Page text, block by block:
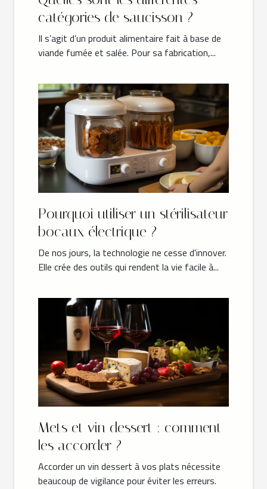
catégories de saucisson ?
Il s’agit d’un produit alimentaire fait à base de
viande fumée et salée. Pour sa fabrication,...
Pourquoi utiliser un stérilisateur
bocaux électrique ?
De nos jours, la technologie ne cesse d'innover.
Elle crée des outils qui rendent la vie facile à...
Mets et vin dessert : comment
les accorder ?
Accorder un vin dessert à vos plats nécessite
beaucoup de vigilance pour éviter les erreurs.